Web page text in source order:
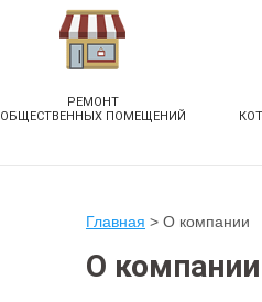
РЕМОНТ
ОБЩЕСТВЕННЫХ ПОМЕЩЕНИЙ
Главная > О компании
О компании